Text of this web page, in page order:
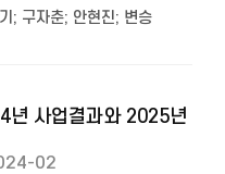
; 구자춘; 안현진; 변승
년 사업결과와 2025년
02